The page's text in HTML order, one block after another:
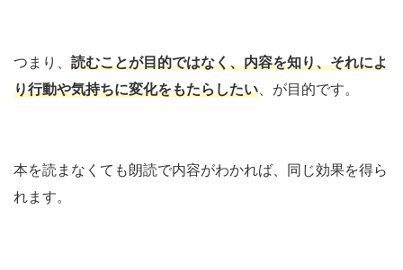
つまり、 読むことが目的ではなく、内容を知り、それによ
り行動や気持ちに変化をもたらしたい 、が目的です。
本を読まなくても朗読で内容がわかれば、同じ効果を得ら
れます。